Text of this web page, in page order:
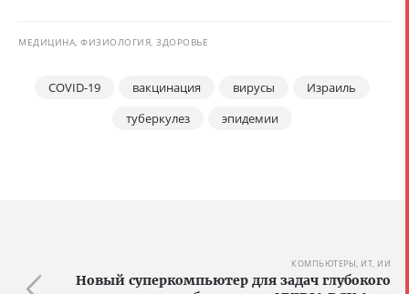
МЕДИЦИНА, ФИЗИОЛОГИЯ, ЗДОРОВЬЕ
COVID-19 вакцинация вирусы
Израиль
туберкулез
эпидемии
КОМПЬЮТЕРЫ, ИТ, ИИ
Новый суперкомпьютер для задач глубокого